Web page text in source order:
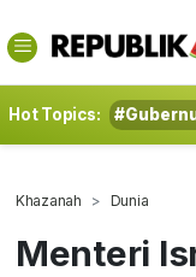
Hot Topics:
Khazanah Dunia
Menteri